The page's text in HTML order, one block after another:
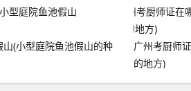
山(小型庭院鱼池假山的种
广州考厨师
的地方)